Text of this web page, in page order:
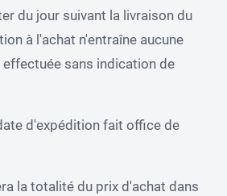
du jour suivant la livraison du
à l'achat n'entraîne aucune
sans indication de
d'expédition fait office de
la totalité du prix d'achat dans